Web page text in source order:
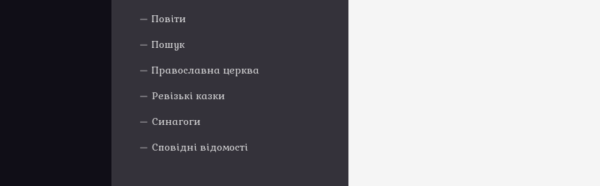
Повіти
Пошук
Православна церква
Ревізькі казки
Синагоги
Сповідні відомості